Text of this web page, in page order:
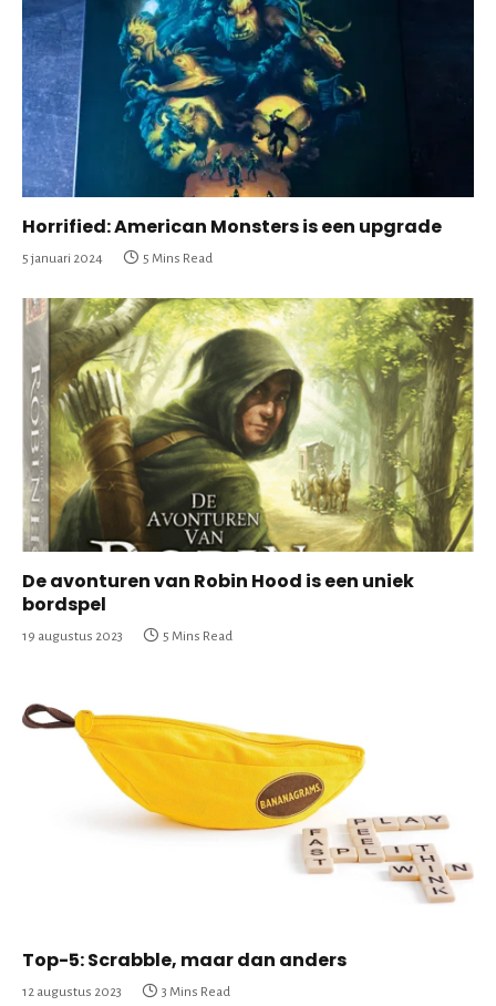
Horrified: American Monsters is een upgrade
5 januari 2024 5 Mins Read
De avonturen van Robin Hood is een uniek
bordspel
19 augustus 2023 5 Mins Read
Top-5: Scrabble, maar dan anders
12 augustus 2023 3 Mins Read